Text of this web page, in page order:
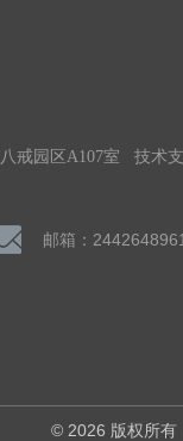
戒园区A107室 技术
邮箱：
© 2026 版权所